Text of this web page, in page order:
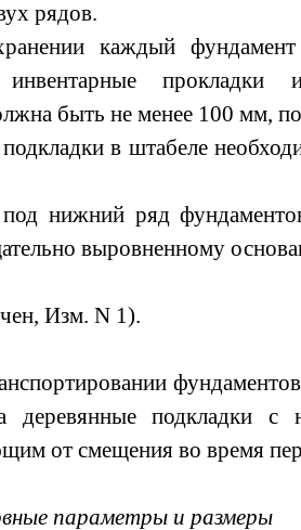
рядов.
каждый фундамент
инвентарные
быть не менее 100 мм,
в штабеле
нижний ряд
выровненному
Изм. N 1).
подкладки с
от смещения во время
параметры и размеры